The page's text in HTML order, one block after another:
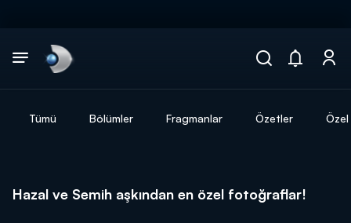
Tümü Bölümler Fragmanlar Özetler
Hazal ve Semih aşkından en özel fotoğraflar!